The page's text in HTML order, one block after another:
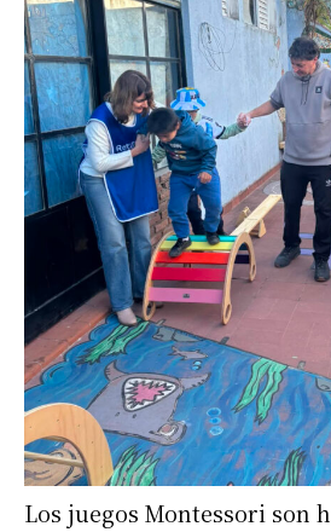
Los juegos Montessori son